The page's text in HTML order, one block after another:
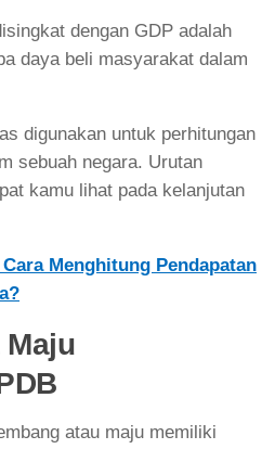
dengan GDP adalah
daya beli masyarakat dalam
digunakan untuk perhitungan
sebuah negara. Urutan
kamu lihat pada kelanjutan
Menghitung Pendapatan
Maju
atau maju memiliki